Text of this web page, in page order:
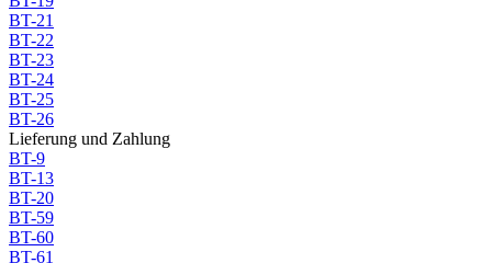
BT-21
BT-22
BT-23
BT-24
BT-25
BT-26
Lieferung und Zahlung
BT-9
BT-13
BT-20
BT-59
BT-60
BT-61